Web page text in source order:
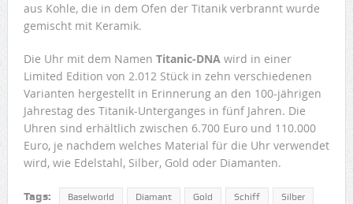
aus Kohle, die in dem Ofen der Titanik verbrannt wurde
gemischt mit Keramik.
Die Uhr mit dem Namen Titanic-DNAwird in einer
Limited Edition von 2.012 Stück in zehn verschiedenen
Varianten hergestellt in Erinnerung an den 100-jährigen
Jahrestag des Titanik-Unterganges in fünf Jahren. Die
Uhren sind erhältlich zwischen 6.700 Euro und 110.000
Euro, je nachdem welches Material für die Uhr verwendet
wird, wie Edelstahl, Silber, Gold oder Diamanten.
Tags: Baselworld Diamant Gold Schiff Silber